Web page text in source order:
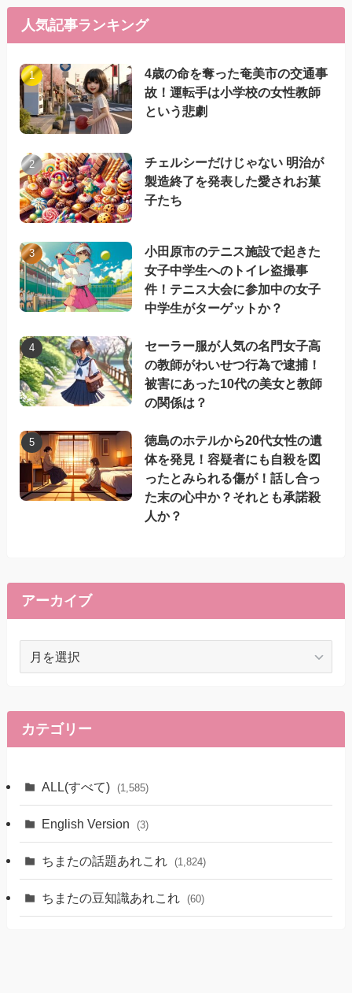
人気記事ランキング
4歳の命を奪った奄美市の交通事
故！運転手は小学校の女性教師
という悲劇
チェルシーだけじゃない 明治が
製造終了を発表した愛されお菓
子たち
小田原市のテニス施設で起きた
女子中学生へのトイレ盗撮事
件！テニス大会に参加中の女子
中学生がターゲットか？
セーラー服が人気の名門女子高
の教師がわいせつ行為で逮捕！
被害にあった10代の美女と教師
の関係は？
徳島のホテルから20代女性の遺
体を発見！容疑者にも自殺を図
ったとみられる傷が！話し合っ
た末の心中か？それとも承諾殺
人か？
アーカイブ
ブ
カテゴリー
ALL(すべて) (1,585)
English Version (3)
ちまたの話題あれこれ (1,824)
ちまたの豆知識あれこれ (60)